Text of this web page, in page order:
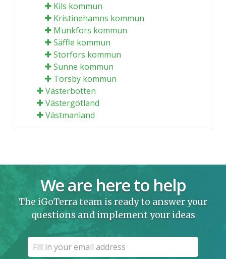
Kils kommun
Kristinehamns kommun
Munkfors kommun
Säffle kommun
Storfors kommun
Sunne kommun
Torsby kommun
Västerbotten
Västergötland
Västmanland
We are here to help
The iGoTerra team is ready to answer your
questions and implement your ideas